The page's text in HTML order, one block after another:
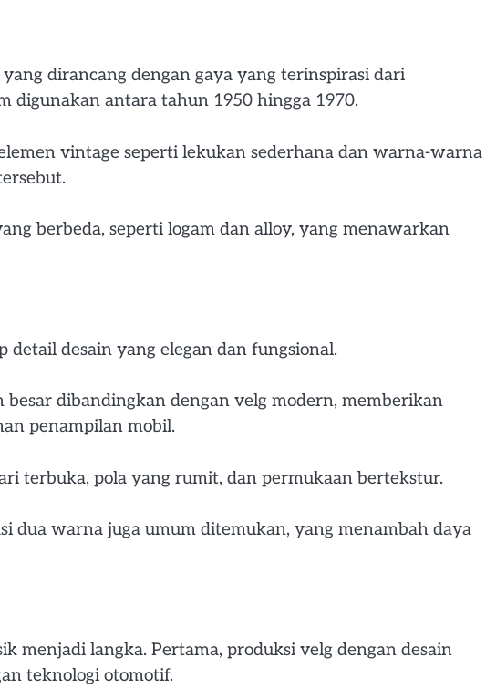
dirancang dengan gaya yang terinspirasi dari
digunakan antara tahun 1950 hingga 1970.
vintage seperti lekukan sederhana dan warna-warna
berbeda, seperti logam dan alloy, yang menawarkan
desain yang elegan dan fungsional.
dibandingkan dengan velg modern, memberikan
penampilan mobil.
terbuka, pola yang rumit, dan permukaan bertekstur.
dua warna juga umum ditemukan, yang menambah daya
menjadi langka. Pertama, produksi velg dengan desain
teknologi otomotif.